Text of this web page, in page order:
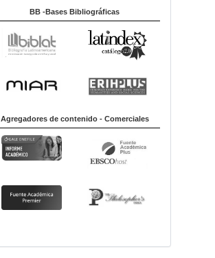
BB -Bases Bibliográficas
Agregadores de contenido - Comerciales